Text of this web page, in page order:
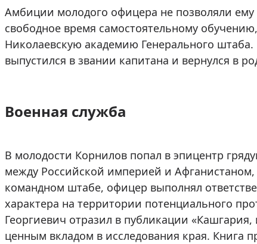
Амбиции молодого офицера не позволяли
свободное время самостоятельному
Николаевскую академию Генерального штаба.
выпустился в звании капитана и вернулся в
Военная служба
В молодости Корнилов попал в эпицентр
между Российской империей и
командном штабе, офицер выполнял
характера на территории потенциального
Георгиевич отразил в публикации
ценным вкладом в исследования края. Книга